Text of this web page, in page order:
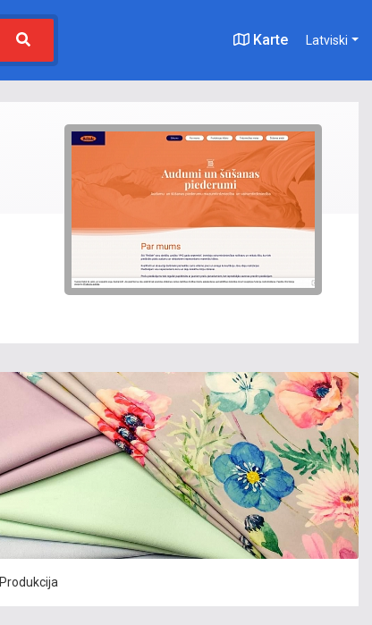
Karte Latviski
Produkcija